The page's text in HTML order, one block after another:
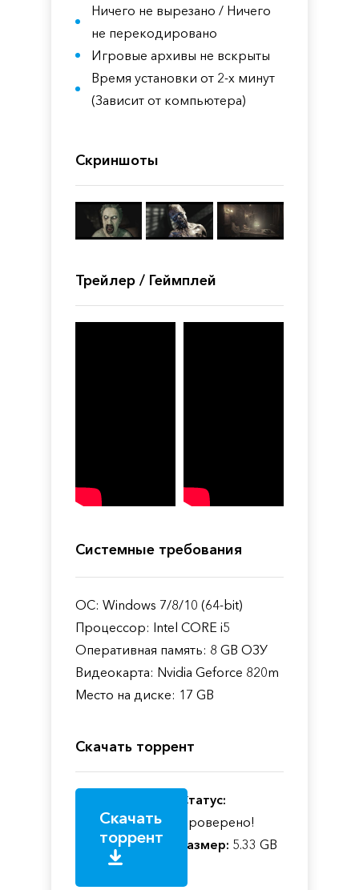
Ничего не вырезано / Ничего
не перекодировано
Игровые архивы не вскрыты
Время установки от 2-х минут
(Зависит от компьютера)
Скриншоты
Трейлер / Геймплей
Системные требования
ОС: Windows 7/8/10 (64-bit)
Процессор: Intel CORE i5
Оперативная память: 8 GB ОЗУ
Видеокарта: Nvidia Geforce 820m
Место на диске: 17 GB
Скачать торрент
Скачать
торрент
Статус:
Проверено!
Размер: 5.33 GB